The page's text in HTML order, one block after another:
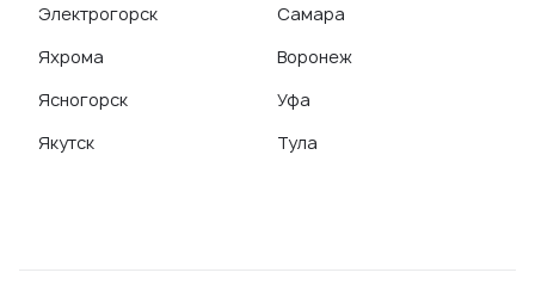
Электрогорск
Яхрома
Ясногорск
Якутск
Самара
Воронеж
Уфа
Тула